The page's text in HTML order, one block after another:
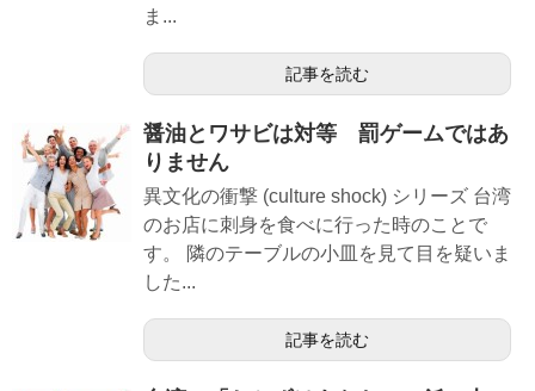
ま...
記事を読む
醤油とワサビは対等 罰ゲームではあ
りません
異文化の衝撃 (culture shock) シリーズ 台湾
のお店に刺身を食べに行った時のことで
す。 隣のテーブルの小皿を見て目を疑いま
した...
記事を読む